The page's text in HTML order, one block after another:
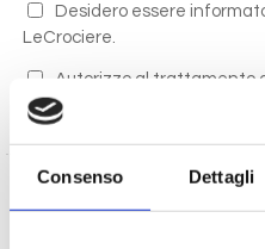
Consenso Dettagli
Desidero essere
LeCrociere.
Autorizzo al trattamento
di legge
RICHIEDI